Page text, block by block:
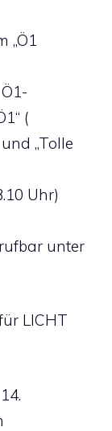
„Ö1
(
„Tolle
Uhr)
unter
LICHT